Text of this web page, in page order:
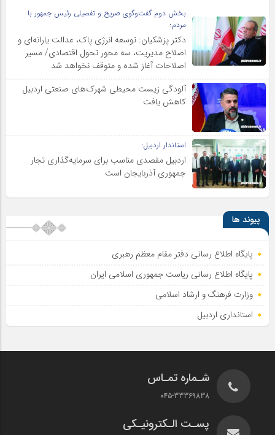
بخش دوم گفت‌وگوی صریح و تفصیلی رئیس جمهور با
مردم؛
دکتر پزشکیان: توسعه انرژی پاک، عدالت یارانه‌ای و
اصلاح مدیریت، سه محور تحول اقتصادی/ مسیر
اصلاحات آغاز شده و متوقف نخواهد شد
آلودگی زیست محیطی شهرک‌های صنعتی اردبیل
کاهش یافت
استاندار اردبیل:
اردبیل مقصدی مناسب برای سرمایه‌گذاری تجار
جمهوری آذربایجان است
پیوند ها
پایگاه اطلاع رسانی دفتر مقام معظم رهبری
پایگاه اطلاع‌ رسانی ریاست‌ جمهوری اسلامی ایران
وزارت فرهنگ و ارشاد اسلامی
استانداری اردبیل
شـماره تمـاس
045-33369838
پسـت الـکترونیـکی